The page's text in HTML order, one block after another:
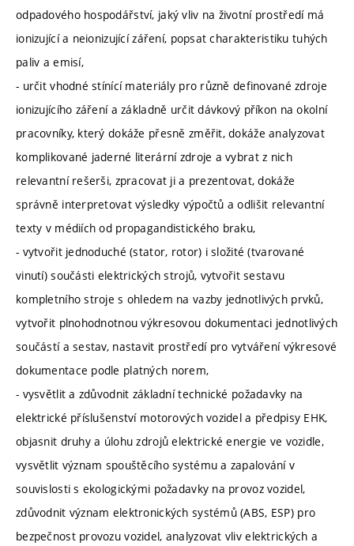
odpadového hospodářství, jaký vliv na životní prostředí má
ionizující a neionizující záření, popsat charakteristiku tuhých
paliv a emisí,
- určit vhodné stínící materiály pro různě definované zdroje
ionizujícího záření a základně určit dávkový příkon na okolní
pracovníky, který dokáže přesně změřit, dokáže analyzovat
komplikované jaderné literární zdroje a vybrat z nich
relevantní rešerši, zpracovat ji a prezentovat, dokáže
správně interpretovat výsledky výpočtů a odlišit relevantní
texty v médiích od propagandistického braku,
- vytvořit jednoduché (stator, rotor) i složité (tvarované
vinutí) součásti elektrických strojů, vytvořit sestavu
kompletního stroje s ohledem na vazby jednotlivých prvků,
vytvořit plnohodnotnou výkresovou dokumentaci jednotlivých
součástí a sestav, nastavit prostředí pro vytváření výkresové
dokumentace podle platných norem,
- vysvětlit a zdůvodnit základní technické požadavky na
elektrické příslušenství motorových vozidel a předpisy EHK,
objasnit druhy a úlohu zdrojů elektrické energie ve vozidle,
vysvětlit význam spouštěcího systému a zapalování v
souvislosti s ekologickými požadavky na provoz vozidel,
zdůvodnit význam elektronických systémů (ABS, ESP) pro
bezpečnost provozu vozidel, analyzovat vliv elektrických a